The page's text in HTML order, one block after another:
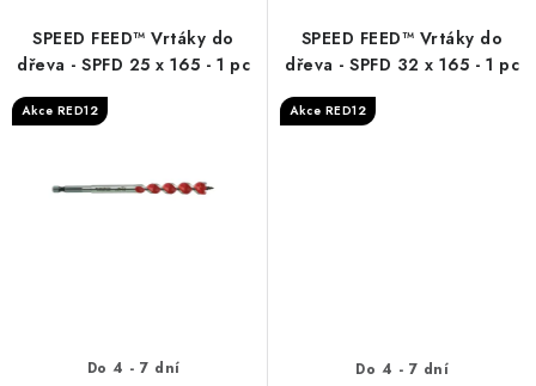
SPEED FEED™ Vrtáky do
dřeva - SPFD 25 x 165 - 1 pc
Akce RED12
Do 4 - 7 dní
SPEED FEED™ Vrtáky do
dřeva - SPFD 32 x 165 - 1 pc
Akce RED12
Do 4 - 7 dní